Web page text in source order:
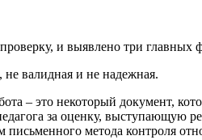
и выявлено три главных
не валидная и не надежная.
– это некоторый документ,
за оценку, выступающую
метода контроля